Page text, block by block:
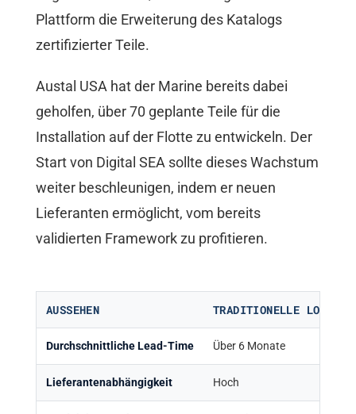
Plattform die Erweiterung des Katalogs
zertifizierter Teile.
Austal USA hat der Marine bereits dabei
geholfen, über 70 geplante Teile für die
Installation auf der Flotte zu entwickeln. Der
Start von Digital SEA sollte dieses Wachstum
weiter beschleunigen, indem er neuen
Lieferanten ermöglicht, vom bereits
validierten Framework zu profitieren.
AUSSEHEN TRADITIONELLE
Durchschnittliche Lead-Time Über 6 Monate
Lieferantenabhängigkeit Hoch